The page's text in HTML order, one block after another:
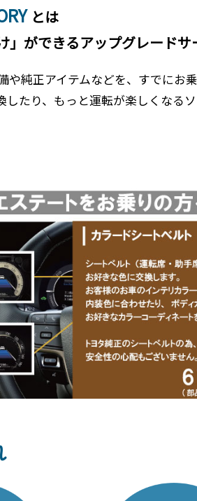
とは
」ができるアップグレードサ
純正アイテムなどを、すでにお
たり、もっと運転が楽しくなる